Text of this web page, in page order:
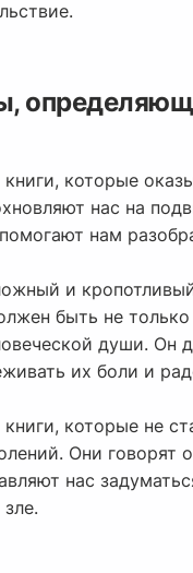
которые
нас на
нам
и
быть не
души. Он
их боли и
которые не
Они
нас